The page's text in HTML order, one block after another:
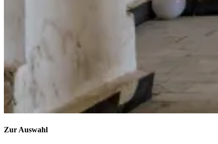
Zur Auswahl